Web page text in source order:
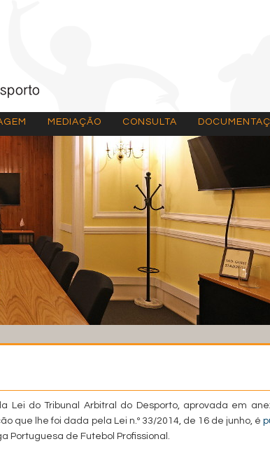
MEDIAÇÃO CONSULTA
Lei do Tribunal Arbitral do Desporto, aprovada em
que lhe foi dada pela Lei n.º 33/2014, de 16 de junho, é
Portuguesa de Futebol Profissional.